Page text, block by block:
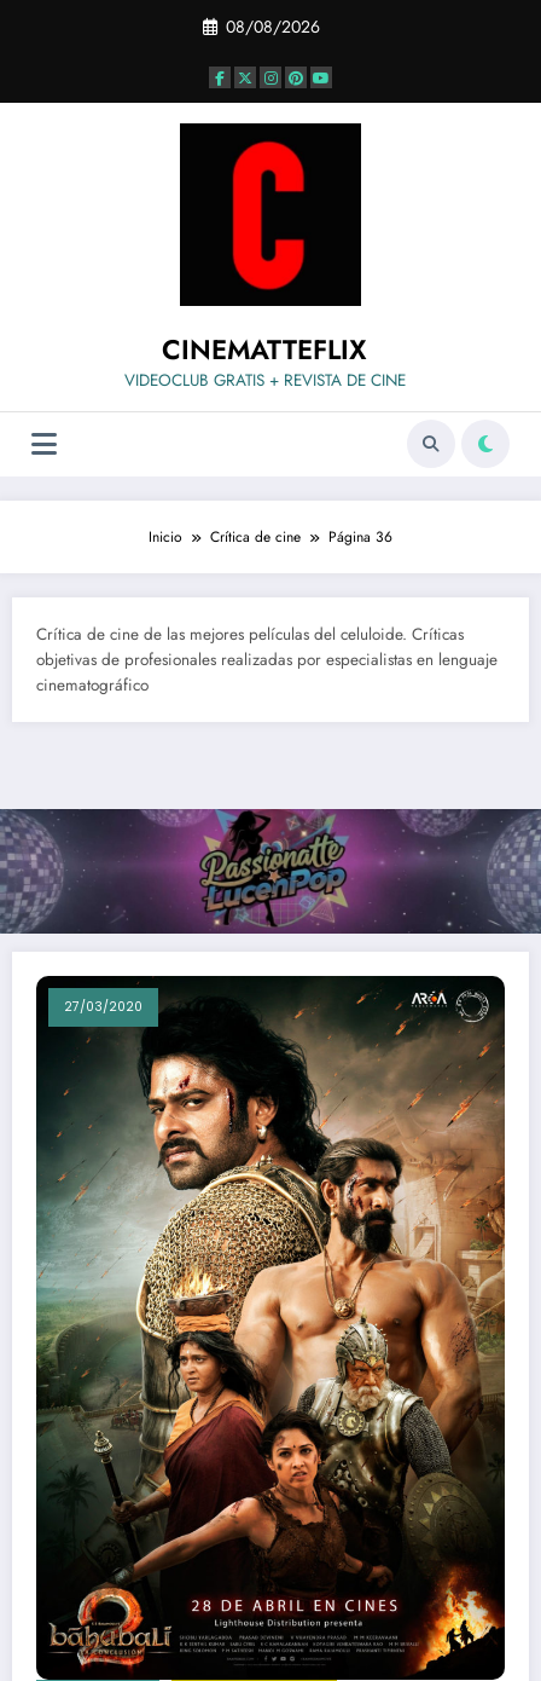
08/08/2026
CINEMATTEFLIX
VIDEOCLUB GRATIS + REVISTA DE CINE
Inicio Crítica de cine Página 36
Crítica de cine de las mejores películas del celuloide. Críticas
objetivas de profesionales realizadas por especialistas en lenguaje
cinematográfico
27/03/2020